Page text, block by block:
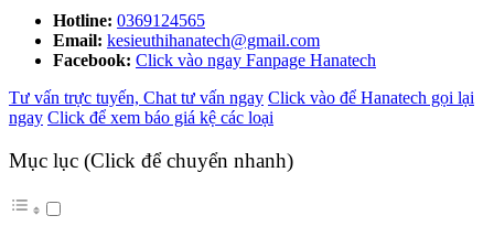
Hotline: 0369124565
Email: kesieuthihanatech@gmail.com
Facebook: Click vào ngay Fanpage Hanatech
Tư vấn trực tuyến, Chat tư vấn ngay Click vào để Hanatech gọi lại
ngay Click để xem báo giá kệ các loại
Mục lục (Click để chuyển nhanh)